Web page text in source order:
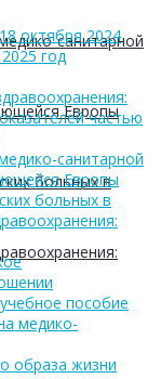
санитарной
Европы
больных в
октября 2024
год
частью
санитарной
Европы
больных в
пособие
медико-
образа жизни